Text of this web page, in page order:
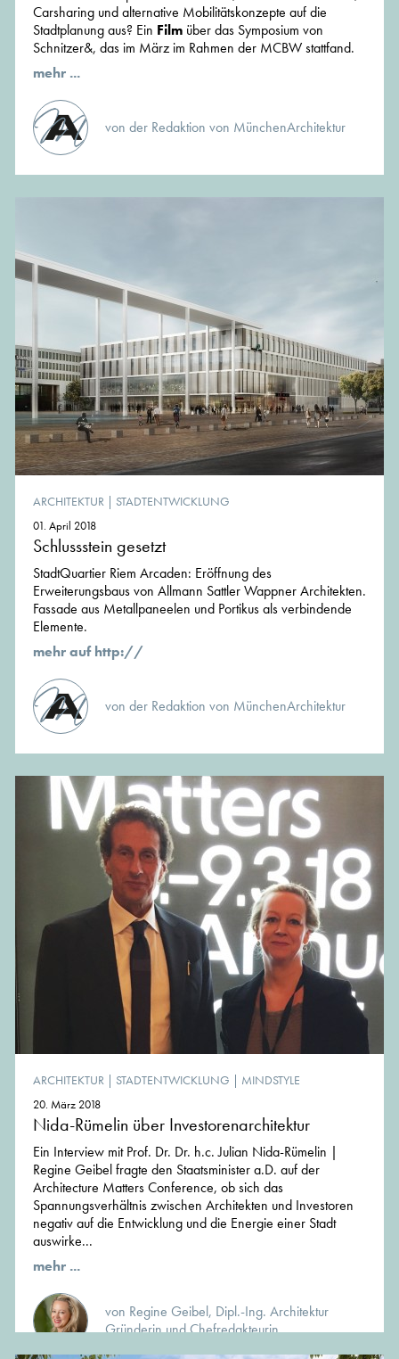
Carsharing und alternative Mobilitätskonzepte auf die
Stadtplanung aus? Ein Film über das Symposium von
Schnitzer&, das im März im Rahmen der MCBW stattfand.
mehr ...
von der Redaktion von MünchenArchitektur
ARCHITEKTUR | STADTENTWICKLUNG
01. April 2018
Schlussstein gesetzt
StadtQuartier Riem Arcaden: Eröffnung des
Erweiterungsbaus von Allmann Sattler Wappner Architekten.
Fassade aus Metallpaneelen und Portikus als verbindende
Elemente.
mehr auf http://
von der Redaktion von MünchenArchitektur
ARCHITEKTUR | STADTENTWICKLUNG | MINDSTYLE
20. März 2018
Nida-Rümelin über Investorenarchitektur
Ein Interview mit Prof. Dr. Dr. h.c. Julian Nida-Rümelin |
Regine Geibel fragte den Staatsminister a.D. auf der
Architecture Matters Conference, ob sich das
Spannungsverhältnis zwischen Architekten und Investoren
negativ auf die Entwicklung und die Energie einer Stadt
auswirke...
mehr ...
von Regine Geibel, Dipl.-Ing. Architektur
Gründerin und Chefredakteurin